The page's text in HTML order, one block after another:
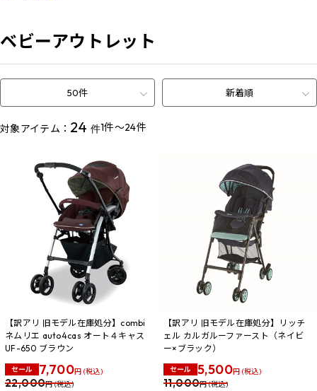
ベビーアウトレット
50件 新着順
対象アイテム： 24 件1件～24件
【訳アリ 旧モデル在庫処分】combi
ネムリエ auto4cas オート４キャス
UF-650 ブラウン
セール 7,700円 (税込)
22,000円 (税込)
【訳アリ 旧モデル在庫処分】リッチ
ェル カルガルーファースト（ネイビ
ー×ブラック）
セール 5,500円 (税込)
11,000円 (税込)